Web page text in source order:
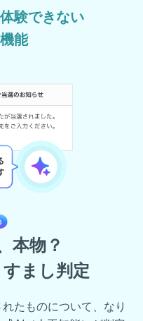
験できない
能
本物？
まし判定
たものについて、なり